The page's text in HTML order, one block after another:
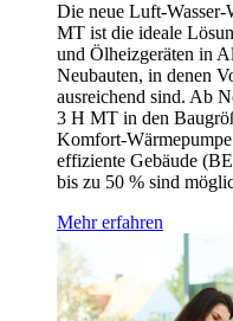
Die neue Luft-
MT ist die ideale
und Ölheizgeräten in
Neubauten, in denen
ausreichend sind. Ab
3 H MT in den
Komfort-
effiziente Gebäude
bis zu 50 % sind
Mehr erfahren